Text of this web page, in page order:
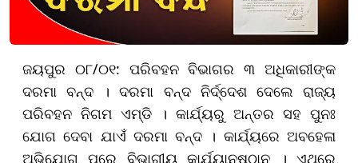
ଜୟପୁର ୦୮/୦୧: ପରିବହନ ବିଭାଗର ୩ ଅଧିକାରୀଙ୍କ
ଦରମା ବନ୍ଦ । ଦରମା ବନ୍ଦ ନିର୍ଦ୍ଦେଶ ଦେଲେ ରାଜ୍ୟ
ପରିବହନ ନିଗମ ଏମ୍‌ଡି । କାର୍ଯ୍ୟରୁ ଅନ୍ତର ସହ ପୁନଃ
ଯୋଗ ଦେବା ଯାଏଁ ଦରମା ବନ୍ଦ । କାର୍ଯ୍ୟରେ ଅବହେଳା
ଅଭିଯୋଗ ପରେ ବିଭାଗୀୟ କାର୍ଯ୍ୟାନୁଷ୍ଠାନ । ଏଥିରେ